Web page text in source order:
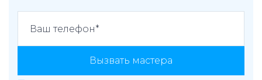
Вызвать мастера